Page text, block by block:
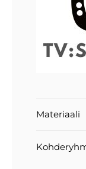
Materiaali